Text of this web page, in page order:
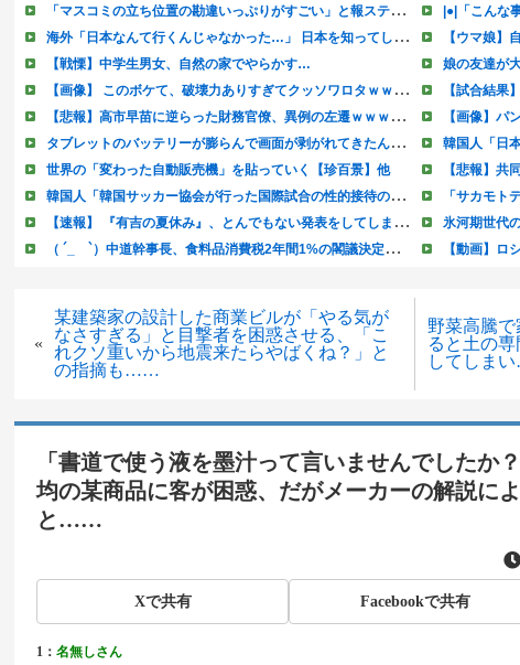
«
某建築家の設計した商業ビルが「やる気が
なさすぎる」と目撃者を困惑させる、「こ
れクソ重いから地震来たらやばくね？」と
の指摘も……
野菜高騰
ると土の
してしま
「書道で使う液を墨汁って言いませんでしたか
均の某商品に客が困惑、だがメーカーの解説に
と……
Xで共有 Facebookで共有
1： 名無しさん